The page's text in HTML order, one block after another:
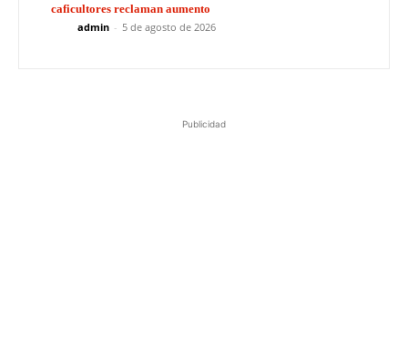
caficultores reclaman aumento
admin - 5 de agosto de 2026
Publicidad